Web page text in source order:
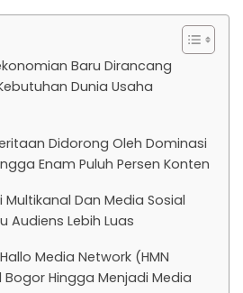
Baru Dirancang
Dunia Usaha
Didorong Oleh Dominasi
Enam Puluh Persen Konten
Dan Media Sosial
Audiens Lebih Luas
Media Network (HMN
Bogor Hingga Menjadi Media